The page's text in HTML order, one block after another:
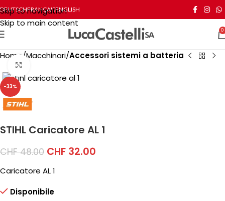
Skip to navigation
Skip to main content
DEUTSCHFRANÇAISENGLISH
0
Home Macchinari Accessori sistemi a batteria
-33%
STIHL Caricatore AL 1
CHF48.00 CHF 32.00
Caricatore AL 1
Disponibile